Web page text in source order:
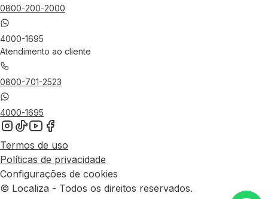
0800-200-2000
4000-1695
Atendimento ao cliente
0800-701-2523
4000-1695
Termos de uso
Políticas de privacidade
Configurações de cookies
© Localiza - Todos os direitos reservados.